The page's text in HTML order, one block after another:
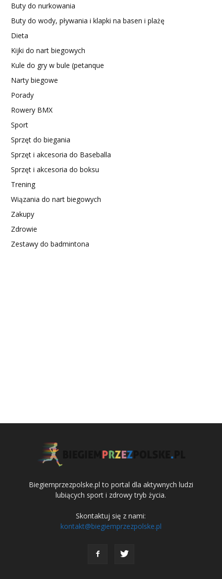
Buty do nurkowania
Buty do wody, pływania i klapki na basen i plażę
Dieta
Kijki do nart biegowych
Kule do gry w bule (petanque
Narty biegowe
Porady
Rowery BMX
Sport
Sprzęt do biegania
Sprzęt i akcesoria do Baseballa
Sprzęt i akcesoria do boksu
Trening
Wiązania do nart biegowych
Zakupy
Zdrowie
Zestawy do badmintona
Biegiemprzezpolske.pl to portal dla aktywnych ludzi
lubiących sport i zdrowy tryb życia.
Skontaktuj się z nami:
kontakt@biegiemprzezpolske.pl